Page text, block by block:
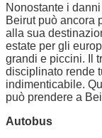
Nonostante i
Beirut può ancora
alla sua
estate per gli
grandi e piccini. Il
disciplinato rende
indimenticabile.
può prendere a
Autobus